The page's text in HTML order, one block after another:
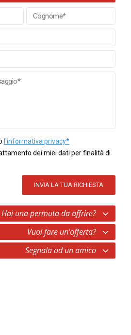
I SuzukiWagon R+
1.3 GL 4x4
€3.300
2003 Benzina
l'informativa privacy*
dei miei dati per finalità di
INVIA LA TUA RICHIESTA
Hai una permuta da offrire?
Vuoi fare un'offerta?
Segnala ad un amico